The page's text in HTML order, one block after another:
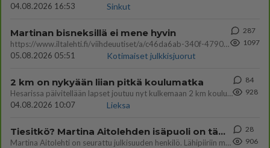
04.08.2026 16:53
Sinkut
Martinan bisneksillä ei mene hyvin
https://www.iltalehti.fi/viihdeuutiset/a/c46da6ab-340f-4790-aaa7-0865eed2336 Yrityksen konkurssihakemus on tullut kärä
05.08.2026 05:51
Kotimaiset julkkisjuorut
287
1097
2 km on nykyään liian pitkä koulumatka
Hesarissa päivitellään lapset joutuu nyt kulkemaan 2 km kouluun jösses. Ruostefillarilla tuo matka menee vaikka miten äk
04.08.2026 10:07
Lieksa
84
928
Tiesitkö? Martina Aitolehden isäpuoli on tämä suosittu laulaja
Martina Aitolehti on seurattu julkisuuden henkilö. Lähipiiriin mahtuu muitakin tunnettuja henkilöitä. Tiesitkö, että Ma
28
906